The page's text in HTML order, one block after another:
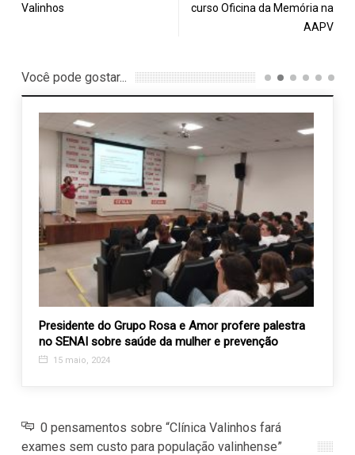
Valinhos
curso Oficina da Memória na
AAPV
Você pode gostar...
Presidente do Grupo Rosa e Amor profere palestra
no SENAI sobre saúde da mulher e prevenção
15 maio, 2024
0 pensamentos sobre “Clínica Valinhos fará
exames sem custo para população valinhense”